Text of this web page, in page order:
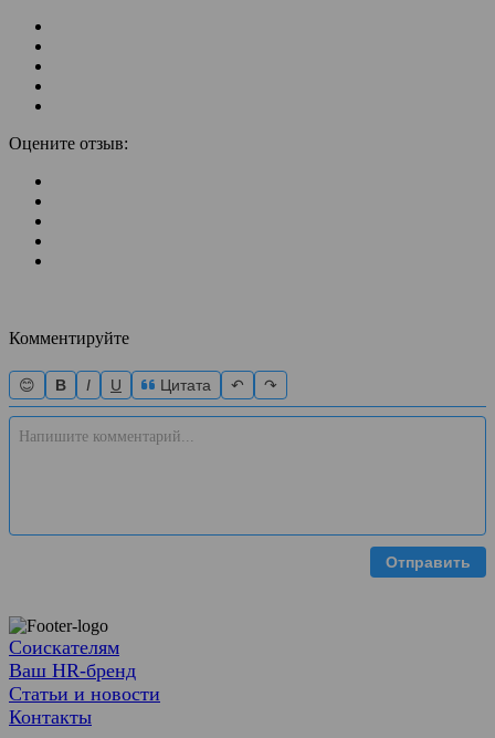
Оцените отзыв:
Комментируйте
😊 B I U Цитата ↶ ↷
Отправить
Соискателям
Ваш HR-бренд
Статьи и новости
Контакты